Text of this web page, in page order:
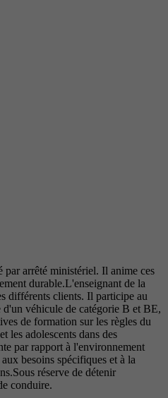
arrêté ministériel. Il anime ces
durable.L'enseignant de la
différents clients. Il participe au
d'un véhicule de catégorie B et BE,
de formation sur les règles du
les adolescents dans des
par rapport à l'environnement
besoins spécifiques et à la
réserve de détenir
conduire.